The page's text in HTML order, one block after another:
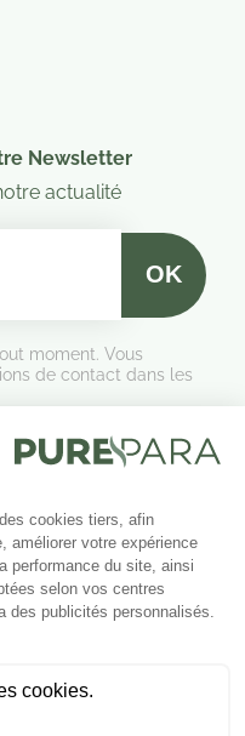
Newsletter
actualité
moment. Vous
de contact dans les
Avis Garantis,cliquez ici
sociaux
en matière de cookies.